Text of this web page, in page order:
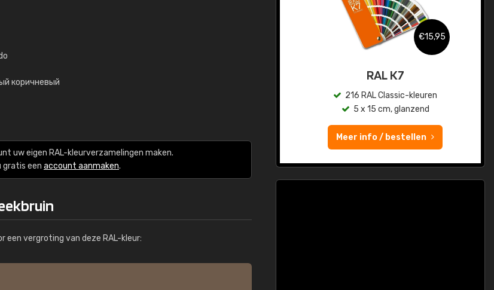
коричневый
uw eigen RAL-kleurverzamelingen maken.
gratis een account aanmaken.
een vergroting van deze RAL-kleur:
€15,95
RAL K7
216 RAL Classic-kleuren
5 x 15 cm, glanzend
Meer info / bestellen